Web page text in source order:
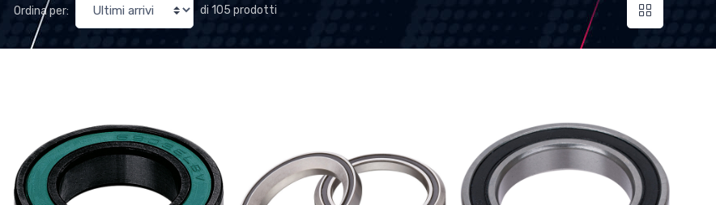
Ordina per: di 105 prodotti